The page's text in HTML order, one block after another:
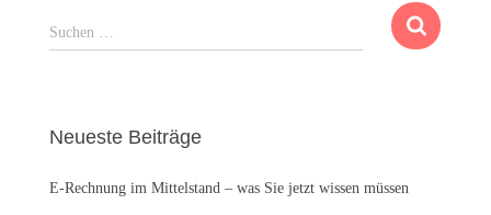
S
u
n
a
Suchen …
Neueste Beiträge
E-Rechnung im Mittelstand – was Sie jetzt wissen müssen